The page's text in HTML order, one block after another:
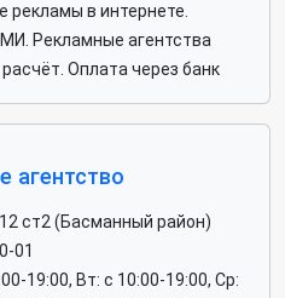
рекламы в интернете.
Рекламные агентства
Оплата через банк
агентство
ст2 (Басманный район)
01
19:00, Вт: c 10:00-19:00, Ср: